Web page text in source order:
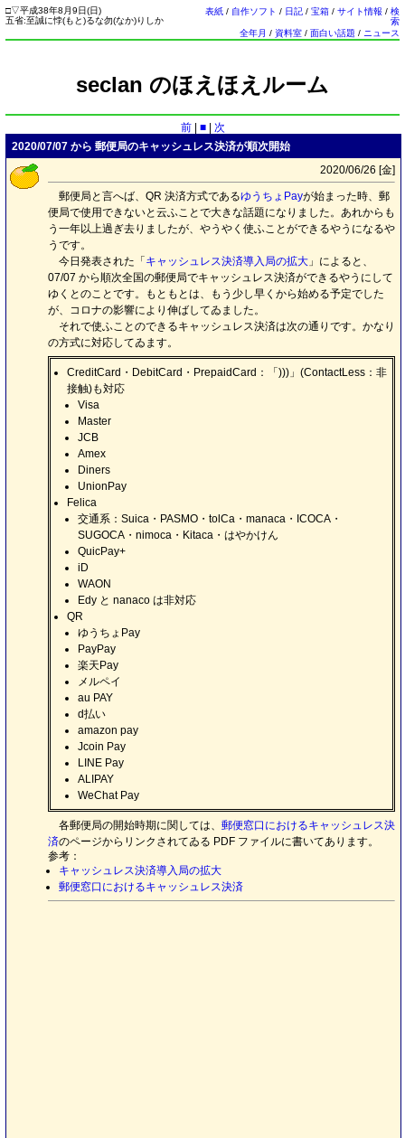
□▽平成38年8月9日(日)
五省:至誠に悖(もと)るな勿(なか)りしか
表紙 / 自作ソフト / 日記 / 宝箱 / サイト情報 / 検
索
全年月 / 資料室 / 面白い話題 / ニュース
seclan のほえほえルーム
前| ■|
次
2020/07/07 から 郵便局のキャッシュレス決済が順次開始
2020/06/26 [金]
郵便局と言へば、QR 決済方式であるゆうちょPayが始まった時、郵
便局で使用できないと云ふことで大きな話題になりました。あれからも
う一年以上過ぎ去りましたが、やうやく使ふことができるやうになるや
うです。
今日発表された「 キャッシュレス決済導入局の拡大 」によると、
07/07 から順次全国の郵便局でキャッシュレス決済ができるやうにして
ゆくとのことです。もともとは、もう少し早くから始める予定でした
が、コロナの影響により伸ばしてゐました。
それで使ふことのできるキャッシュレス決済は次の通りです。かなり
の方式に対応してゐます。
CreditCard・DebitCard・PrepaidCard：「)))」(ContactLess：非
接触)も対応
Visa
Master
JCB
Amex
Diners
UnionPay
Felica
交通系：Suica・PASMO・tolCa・manaca・ICOCA・
SUGOCA・nimoca・Kitaca・はやかけん
QuicPay+
iD
WAON
Edy と nanaco は非対応
QR
ゆうちょPay
PayPay
楽天Pay
メルペイ
au PAY
d払い
amazon pay
Jcoin Pay
LINE Pay
ALIPAY
WeChat Pay
各郵便局の開始時期に関しては、 郵便窓口におけるキャッシュレス決
済のページからリンクされてゐる PDF ファイルに書いてあります。
参考：
キャッシュレス決済導入局の拡大
郵便窓口におけるキャッシュレス決済